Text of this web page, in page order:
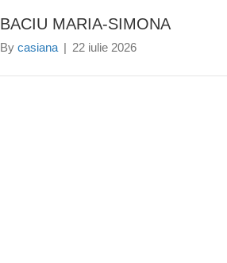
BACIU MARIA-SIMONA
By casiana | 22 iulie 2026